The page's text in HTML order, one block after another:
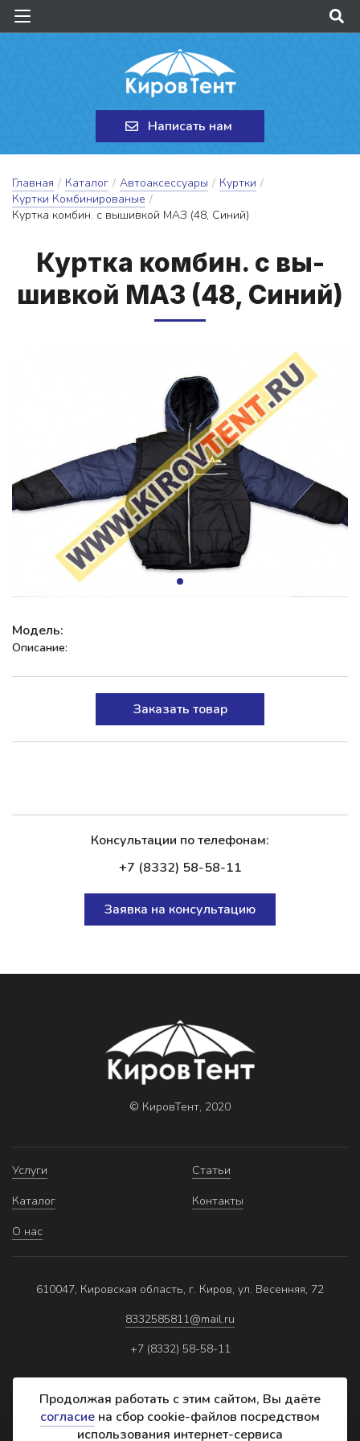
Написать нам
Главная / Каталог / Автоаксессуары / Куртки /
Куртки Комбинированые /
Куртка комбин. с вышивкой МАЗ (48, Синий)
Кур­тка ком­бин. с вы­
шив­кой МАЗ (48, Си­ний)
Модель:
Описание:
Заказать товар
Консультации по телефонам:
+7 (8332) 58-58-11
Заявка на консультацию
© КировТент, 2020
Услуги
Каталог
О нас
Статьи
Контакты
610047, Кировская область, г. Киров, ул. Весенняя, 72
8332585811@mail.ru
+7 (8332) 58-58-11
Политика обработки персональных данных
Продолжая работать с этим сайтом, Вы даёте
согласие на сбор cookie-файлов посредством
использования интернет-сервиса